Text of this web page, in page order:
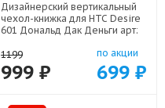
Дизайнерский вертикальный
чехол-книжка для HTC Desire
601 Дональд Дак Деньги арт:
1199
999 ₽
по акции
699 ₽